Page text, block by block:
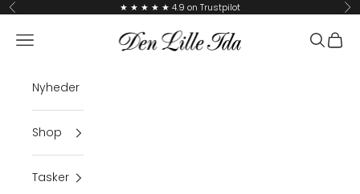
Skip to content
Previous ★ ★ ★ ★ ★ 4.9 on Trustpilot
Den Lille Ida
Navigation menu Search
Cart
Nyheder
Shop
Tasker